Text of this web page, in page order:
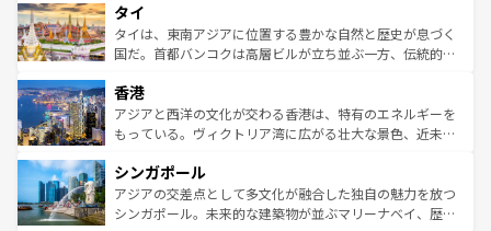
リティに包まれながら、韓国の多彩な魅力を心ゆくまで味
わってみてほしい。 なお、新着の韓国情報はコンテンツ一
覧を参照してほしい。
急速な発展と共に伝統が息づく。ハノイの古い町並みやホ
ーチミン市のフランス統治時代の建物も、独特の雰囲気を
醸し出している。また、バラエティの豊かさとおいしさで
とつ。フォーやバインミー、ベトナムコーヒーなどは、ぜ
ひ現地で味わいたい。どの地域を訪れてもあたたかい人々
が旅行者を迎えてくれるので、きっと忘れられない旅にな
参照してほしい。
タイ
タイは、東南アジアに位置する豊かな自然と歴史が息づく
国だ。首都バンコクは高層ビルが立ち並ぶ一方、伝統的な
の活気が交差している。北部ではチェンマイなどの山岳地
帯で自然と触れ合い、南部ではプーケットやクラビの美し
いビーチでリゾート気分を楽しむことができる。タイ料理
激する。気候は一年中温暖で、どの季節にも異なる楽しみ
が待っている。親しみやすいタイの人々、仏教を中心とし
た文化、そして多様な観光資源が、訪れる旅人を魅了し続
香港
アジアと西洋の文化が交わる香港は、特有のエネルギーを
もっている。ヴィクトリア湾に広がる壮大な景色、近未来
み、どこを訪れても感動するはず。観光スポットが密集し
ており、効率よく見どころを回れるのも魅力。息をのむよ
うな絶景から文化的な体験まで、香港を存分に楽しみ尽く
シンガポール
アジアの交差点として多文化が融合した独自の魅力を放つ
シンガポール。未来的な建築物が並ぶマリーナベイ、歴史